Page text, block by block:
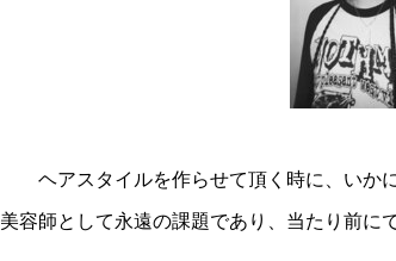
ヘアスタイルを作らせて頂く時に、いか
美容師として永遠の課題であり、当たり前に